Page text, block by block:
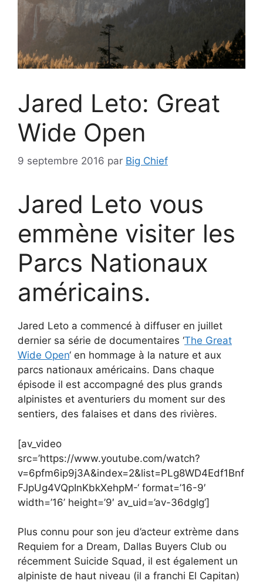
Jared Leto: Great
Wide Open
9 septembre 2016 par Big Chief
Jared Leto vous
emmène visiter les
Parcs Nationaux
américains.
Jared Leto a commencé à diffuser en juillet
dernier sa série de documentaires ‘The Great
Wide Open‘ en hommage à la nature et aux
parcs nationaux américains. Dans chaque
épisode il est accompagné des plus grands
alpinistes et aventuriers du moment sur des
sentiers, des falaises et dans des rivières.
[av_video
src=’https://www.youtube.com/watch?
v=6pfm6ip9j3A&index=2&list=PLg8WD4Edf1Bnf
FJpUg4VQpInKbkXehpM-‘ format=’16-9′
width=’16’ height=’9′ av_uid=’av-36dglg’]
Plus connu pour son jeu d’acteur extrème dans
Requiem for a Dream, Dallas Buyers Club ou
récemment Suicide Squad, il est également un
alpiniste de haut niveau (il a franchi El Capitan)